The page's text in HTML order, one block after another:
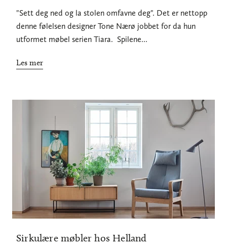
"Sett deg ned og la stolen omfavne deg". Det er nettopp
denne følelsen designer Tone Nærø jobbet for da hun
utformet møbel serien Tiara. Spilene...
Les mer
Sirkulære møbler hos Helland